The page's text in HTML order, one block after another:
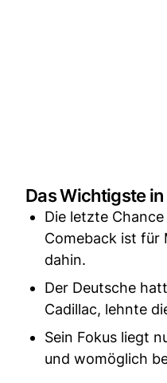
Das Wichtigste in
Die letzte
Comeback ist für
dahin.
Der Deutsche
Cadillac, lehnte
Sein Fokus liegt
und womöglich